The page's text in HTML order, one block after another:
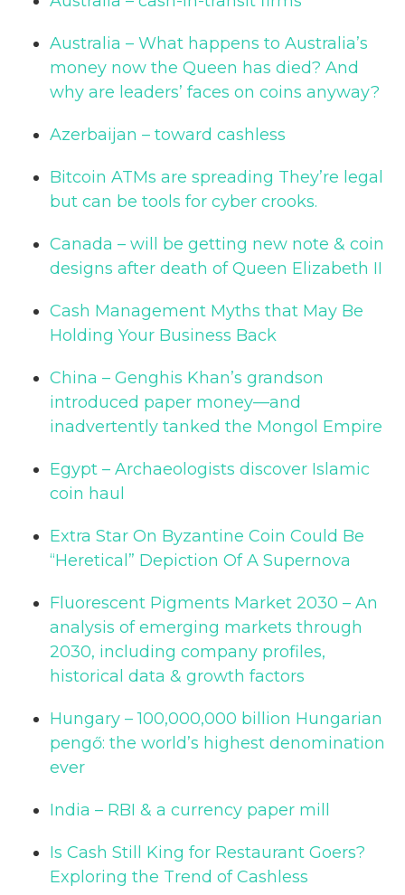
Australia – What happens to Australia’s
money now the Queen has died? And
why are leaders’ faces on coins anyway?
Azerbaijan – toward cashless
Bitcoin ATMs are spreading They’re legal
but can be tools for cyber crooks.
Canada – will be getting new note & coin
designs after death of Queen Elizabeth II
Cash Management Myths that May Be
Holding Your Business Back
China – Genghis Khan’s grandson
introduced paper money—and
inadvertently tanked the Mongol Empire
Egypt – Archaeologists discover Islamic
coin haul
Extra Star On Byzantine Coin Could Be
“Heretical” Depiction Of A Supernova
Fluorescent Pigments Market 2030 – An
analysis of emerging markets through
2030, including company profiles,
historical data & growth factors
Hungary – 100,000,000 billion Hungarian
pengő: the world’s highest denomination
ever
India – RBI & a currency paper mill
Is Cash Still King for Restaurant Goers?
Exploring the Trend of Cashless